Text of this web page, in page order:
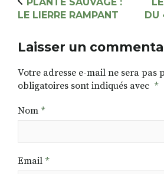
LE LIERRE RAMPANT
DU
Laisser un
Votre adresse e-mail ne sera pas
obligatoires sont indiqués avec *
Nom *
Email *